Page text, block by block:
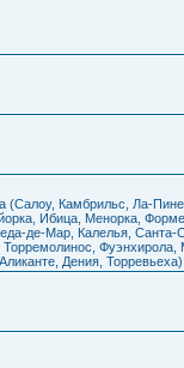
(Салоу, Камбрильс, Ла-
Ибица, Менорка,
де-Мар, Калелья, Санта-
Фуэнхирола,
Дения, Торревьеха)